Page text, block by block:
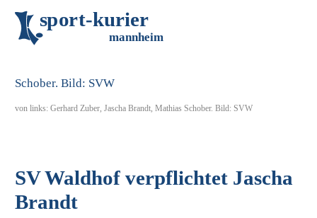
sport-kurier
mannheim
von links: Gerhard Zuber, Jascha Brandt, Mathias Schober. Bild: SVW
SV Waldhof verpflichtet Jascha
Brandt